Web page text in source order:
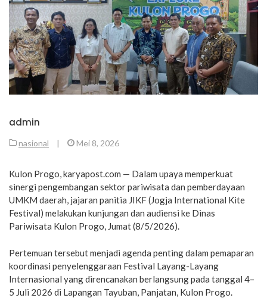
admin
nasional | Mei 8, 2026
Kulon Progo, karyapost.com — Dalam upaya memperkuat
sinergi pengembangan sektor pariwisata dan pemberdayaan
UMKM daerah, jajaran panitia JIKF (Jogja International Kite
Festival) melakukan kunjungan dan audiensi ke Dinas
Pariwisata Kulon Progo, Jumat (8/5/2026).
Pertemuan tersebut menjadi agenda penting dalam pemaparan
koordinasi penyelenggaraan Festival Layang-Layang
Internasional yang direncanakan berlangsung pada tanggal 4–
5 Juli 2026 di Lapangan Tayuban, Panjatan, Kulon Progo.